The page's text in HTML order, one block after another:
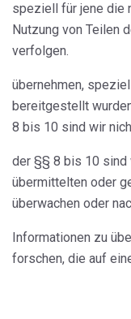
speziell für jene die
Nutzung von Teilen
verfolgen.
übernehmen,
bereitgestellt
8 bis 10 sind wir
der §§ 8 bis 10 sind
übermittelten oder
überwachen oder
Informationen zu
forschen, die auf